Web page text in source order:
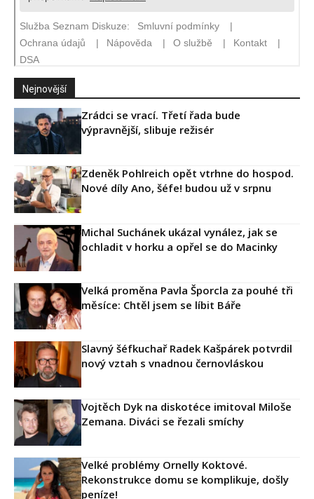
Nejnovější
Zrádci se vrací. Třetí řada bude
výpravnější, slibuje režisér
Zdeněk Pohlreich opět vtrhne do hospod.
Nové díly Ano, šéfe! budou už v srpnu
Michal Suchánek ukázal vynález, jak se
ochladit v horku a opřel se do Macinky
Velká proměna Pavla Šporcla za pouhé tři
měsíce: Chtěl jsem se líbit Báře
Slavný šéfkuchař Radek Kašpárek potvrdil
nový vztah s vnadnou černovláskou
Vojtěch Dyk na diskotéce imitoval Miloše
Zemana. Diváci se řezali smíchy
Velké problémy Ornelly Koktové.
Rekonstrukce domu se komplikuje, došly
peníze!